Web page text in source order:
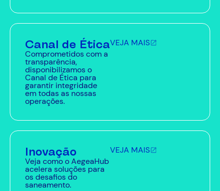
Canal de Ética
Comprometidos com a
transparência,
disponibilizamos o
Canal de Ética para
garantir integridade
em todas as nossas
operações.
VEJA MAIS
Inovação
Veja como o AegeaHub
acelera soluções para
os desafios do
saneamento.
VEJA MAIS